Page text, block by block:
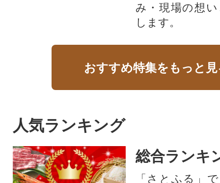
み・現場の想
します。
おすすめ特集をもっと
人気ランキング
総合ランキ
「さとふる」